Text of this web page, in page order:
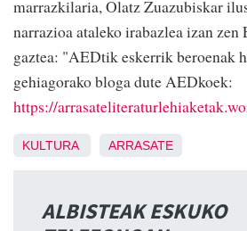
marrazkilaria, Olatz Zuazubiskar
narrazioa ataleko irabazlea izan
gaztea: "AEDtik eskerrik beroenak
gehiagorako bloga dute AEDkoek:
https://
KULTURA ARRASATE
ALBISTEAK ESKUKO